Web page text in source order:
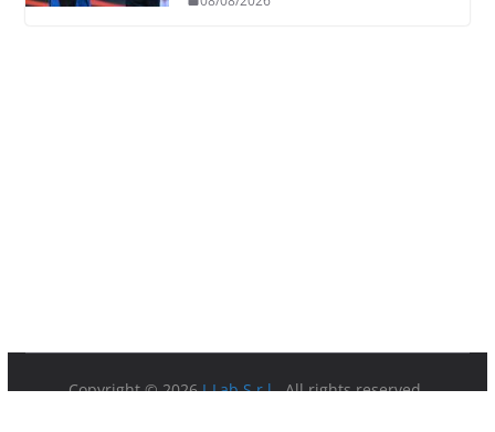
Copyright © 2026I-Lab S.r.l.. All rights reserved.